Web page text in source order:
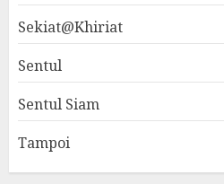
Sekiat@Khiriat
Sentul
Sentul Siam
Tampoi